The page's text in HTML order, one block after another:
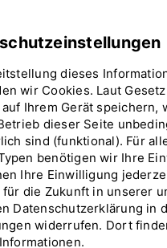
INDIGO
10 Jahre
dieses
wir Cookies. Laut
Ihrem Gerät speichern,
dieser Seite
sind (funktional). Für
benötigen wir Ihre
Ihre Einwilligung
für die Zukunft in unserer
Datenschutzerklärung in
widerrufen. Dort